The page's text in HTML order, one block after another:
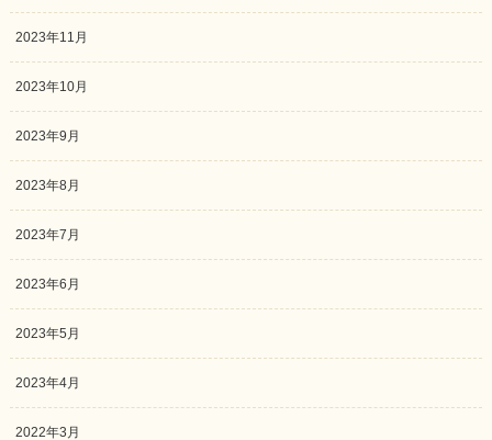
2023年11月
2023年10月
2023年9月
2023年8月
2023年7月
2023年6月
2023年5月
2023年4月
2022年3月